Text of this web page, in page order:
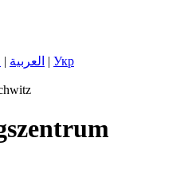
| العربية | Укр